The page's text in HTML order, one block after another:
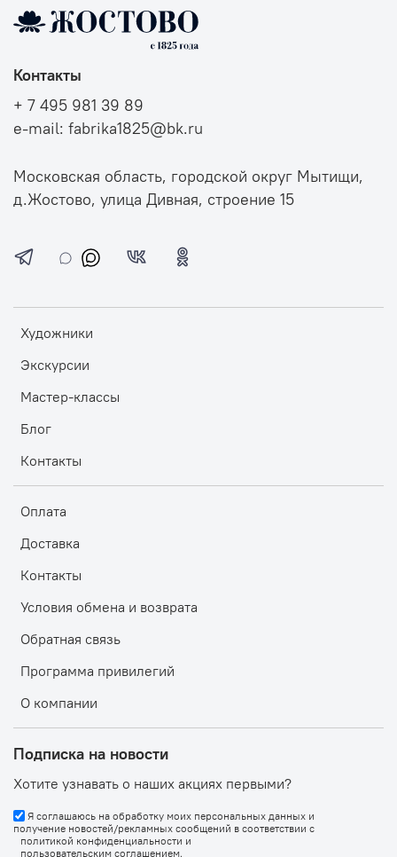
Художники
Экскурсии
Мастер-классы
Блог
Контакты
Оплата
Доставка
Контакты
Условия обмена и возврата
Обратная связь
Программа привилегий
О компании
Подписка на новости
Хотите узнавать о наших акциях первыми?
Я соглашаюсь на обработку моих персональных данных и
получение новостей/рекламных сообщений в соответствии с
политикой конфиденциальности и
пользовательским соглашением.
Контакты
+ 7 495 981 39 89
e-mail: fabrika1825@bk.ru
Московская область, городской округ Мытищи,
д.Жостово, улица Дивная, строение 15